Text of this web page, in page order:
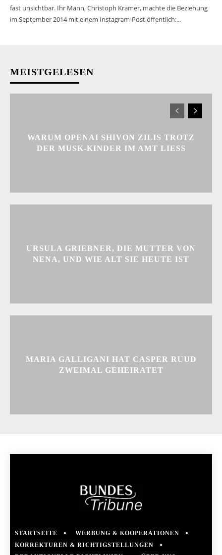
fast unsichtbar. Ihr Mann, Christoph Kramer, machte die Beziehung
im September 2014 mit einem Instagram-Post öffentlich:...
MEISTGELESEN
WARUM OPENAI SHIVON ZILIS TROTZ
DER MUSK-KINDER IM AMT LIESS
URSULA GRIEBNER, DIE MUTTER VON
NENA, UND WIE ALT SIE HEUTE IST
MARIA GALLIGANI HAT CASPER RUUD
ZWEIMAL GEHEIRATET
STARTSEITE
WERBUNG & KOOPERATIONEN
KORREKTUREN & RICHTIGSTELLUNGEN